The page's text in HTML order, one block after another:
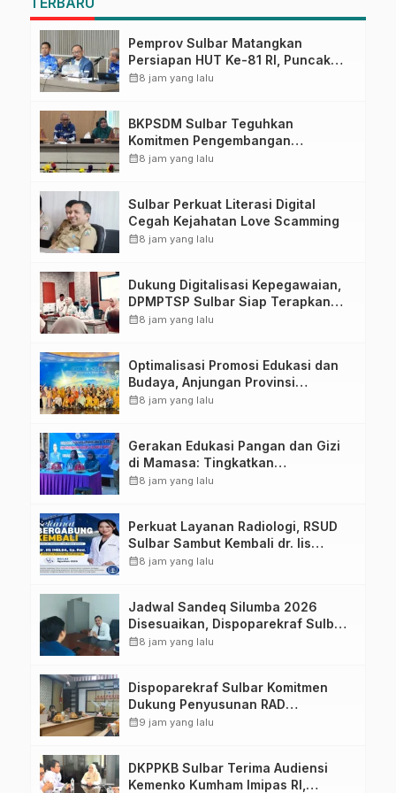
Pemprov Sulbar Matangkan
Persiapan HUT Ke-81 RI, Puncak
Upacara di Lapangan Ahmad
calendar_month8 jam yang lalu
BKPSDM Sulbar Teguhkan
Komitmen Pengembangan
Kompetensi ASN melalui
calendar_month8 jam yang lalu
Sulbar Perkuat Literasi Digital
Cegah Kejahatan Love Scamming
calendar_month8 jam yang lalu
Dukung Digitalisasi Kepegawaian,
DPMPTSP Sulbar Siap Terapkan
Aplikasi FLEKSI ASN
calendar_month8 jam yang lalu
Optimalisasi Promosi Edukasi dan
Budaya, Anjungan Provinsi
Sulawesi Barat Perkuat Kolaborasi
calendar_month8 jam yang lalu
Gerakan Edukasi Pangan dan Gizi
di Mamasa: Tingkatkan
Pengetahuan dan Keterampilan
calendar_month8 jam yang lalu
Perkuat Layanan Radiologi, RSUD
Sulbar Sambut Kembali dr. Iis
Imelda, Sp.Rad
calendar_month8 jam yang lalu
Jadwal Sandeq Silumba 2026
Disesuaikan, Dispoparekraf Sulbar
Pastikan Persiapan Tetap
calendar_month8 jam yang lalu
Dispoparekraf Sulbar Komitmen
Dukung Penyusunan RAD
TPB/SDGs Sulawesi Barat
calendar_month9 jam yang lalu
DKPPKB Sulbar Terima Audiensi
Kemenko Kumham Imipas RI,